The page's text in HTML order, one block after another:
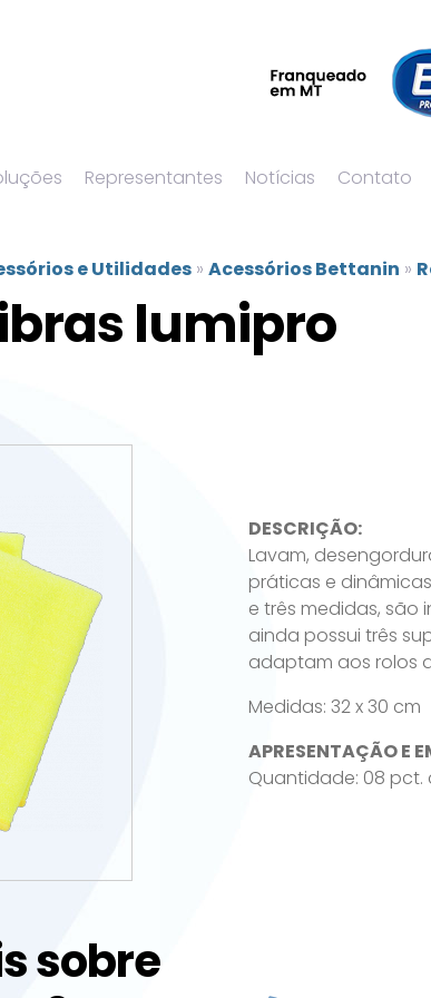
Representantes Notícias Contato
e Utilidades » Acessórios Bettanin »
lumipro
DESCRIÇÃO:
Lavam,
práticas e
e três medidas, são
ainda possui três
adaptam aos rolos
Medidas: 32 x 30 cm
APRESENTAÇÃO E
Quantidade: 08 pct.
sobre